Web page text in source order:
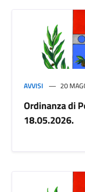
AVVISI 20
Ordinanza di
18.05.2026.